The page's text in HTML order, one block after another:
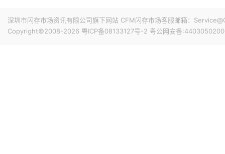
深圳市闪存市场资讯有限公司旗下网站 CFM闪存市场客服邮箱：
Copyright©2008-2026 粤ICP备08133127号-2 粤公网安备